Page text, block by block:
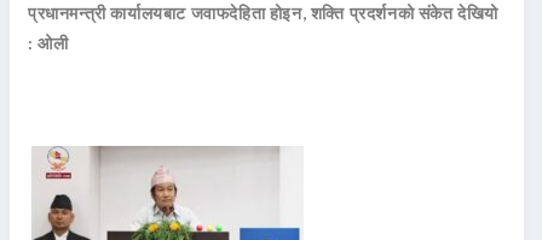
प्रधानमन्त्री कार्यालयबाट जवाफदेहिता होइन, शक्ति प्रदर्शनको संकेत देखियो
: ओली